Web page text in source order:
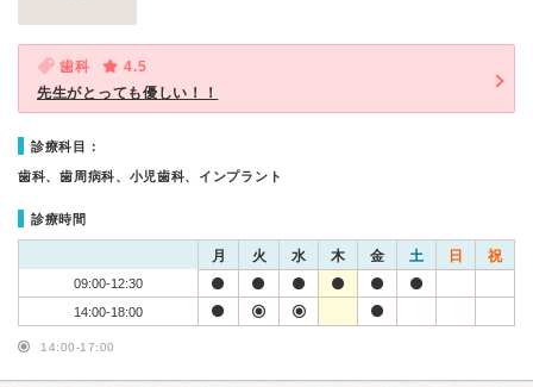
歯科
4.5
先生がとっても優しい！！
診療科目：
歯科、歯周病科、小児歯科、インプラント
診療時間
月 火 水 木 金 土 日 祝
09:00-12:30
14:00-18:00
14:00-17:00